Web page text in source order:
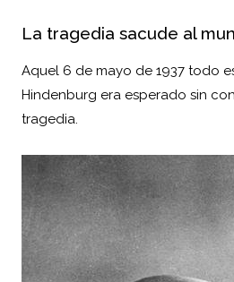
La tragedia sacude al
Aquel 6 de mayo de 1937 todo
Hindenburg era esperado sin
tragedia.